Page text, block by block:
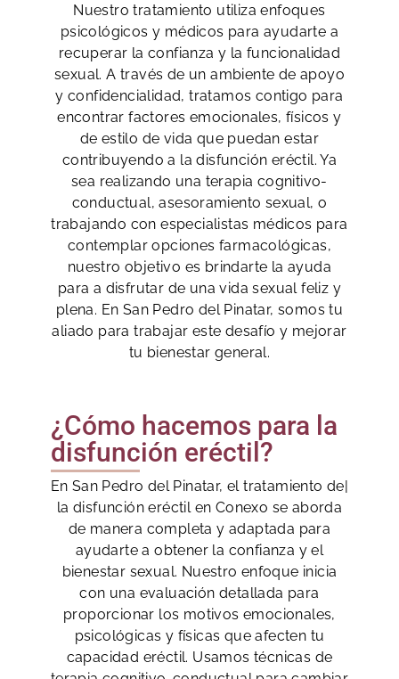
Nuestro tratamiento utiliza enfoques
psicológicos y médicos para ayudarte a
recuperar la confianza y la funcionalidad
sexual. A través de un ambiente de apoyo
y confidencialidad, tratamos contigo para
encontrar factores emocionales, físicos y
de estilo de vida que puedan estar
contribuyendo a la disfunción eréctil. Ya
sea realizando una terapia cognitivo-
conductual, asesoramiento sexual, o
trabajando con especialistas médicos para
contemplar opciones farmacológicas,
nuestro objetivo es brindarte la ayuda
para a disfrutar de una vida sexual feliz y
plena. En San Pedro del Pinatar, somos tu
aliado para trabajar este desafío y mejorar
tu bienestar general.
¿Cómo hacemos para la
disfunción eréctil?
En San Pedro del Pinatar, el tratamiento de|
la disfunción eréctil en Conexo se aborda
de manera completa y adaptada para
ayudarte a obtener la confianza y el
bienestar sexual. Nuestro enfoque inicia
con una evaluación detallada para
proporcionar los motivos emocionales,
psicológicas y físicas que afecten tu
capacidad eréctil. Usamos técnicas de